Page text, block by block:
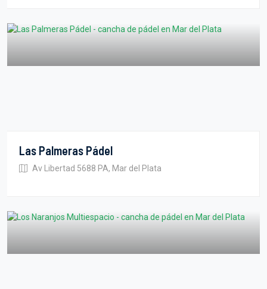
Las Palmeras Pádel
Av Libertad 5688 PA, Mar del Plata